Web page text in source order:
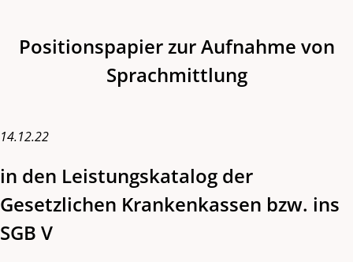
Positionspapier zur Aufnahme von
Sprachmittlung
14.12.22
in den Leistungskatalog der
Gesetzlichen Krankenkassen bzw. ins
SGB V